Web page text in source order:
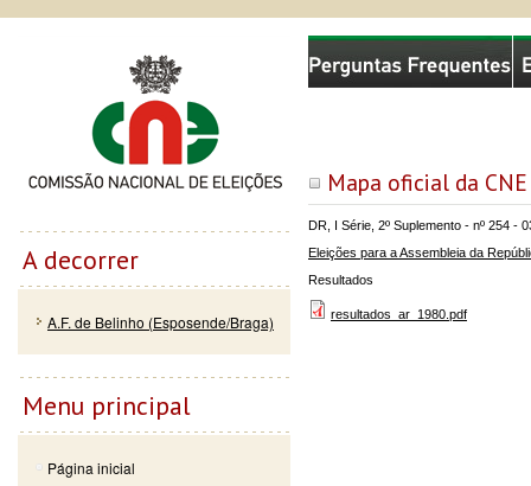
Mapa oficial da CNE
DR, I Série, 2º Suplemento - nº 254 -
Eleições para a Assembleia da
Resultados
resultados_ar_1980.pdf
Comissão Nacional de Eleições
A decorrer
A.F. de Belinho (Esposende/Braga)
Menu principal
Página inicial